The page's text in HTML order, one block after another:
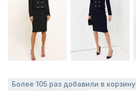
Более 105 раз добавили в корзину